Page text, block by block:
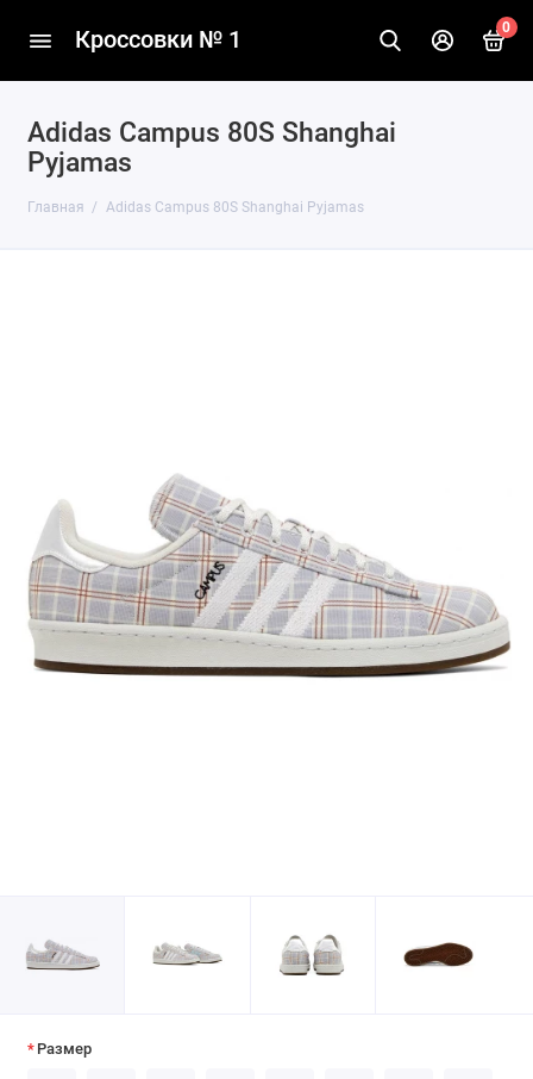
Кроссовки № 1 0
Adidas Campus 80S Shanghai
Pyjamas
Главная Adidas Campus 80S Shanghai Pyjamas
Размер